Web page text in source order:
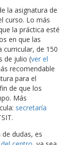
la asignatura de
curso. Lo más
la práctica esté
en que las
curricular, de 150
de julio (ver el
recomendable
para el
de que los
Más
secretaría
dudas, es